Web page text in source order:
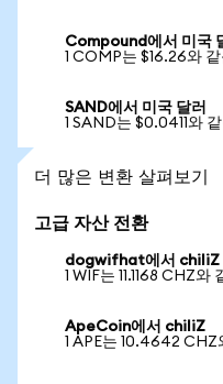
Compound에서 미국
1 COMP는 $16.26와 같
SAND에서 미국 달러
1 SAND는 $0.0411와
더 많은 변환 살펴보기
고급 자산 전환
dogwifhat에서 chiliZ
1 WIF는 11.1168 CHZ와
ApeCoin에서 chiliZ
1 APE는 10.4642 CHZ